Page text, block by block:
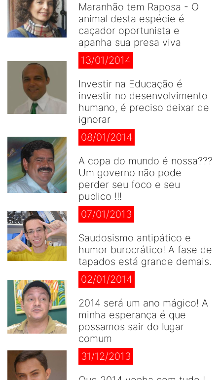
Maranhão tem Raposa - O
animal desta espécie é
caçador oportunista e
apanha sua presa viva
13/01/2014
Investir na Educação é
investir no desenvolvimento
humano, é preciso deixar de
ignorar
08/01/2014
A copa do mundo é nossa???
Um governo não pode
perder seu foco e seu
publico !!!
07/01/2013
Saudosismo antipático e
humor burocrático! A fase de
tapados está grande demais.
02/01/2014
2014 será um ano mágico! A
minha esperança é que
possamos sair do lugar
comum
31/12/2013